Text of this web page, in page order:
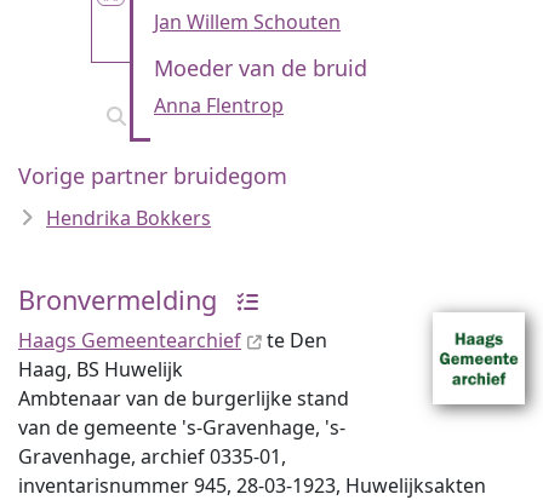
Jan Willem Schouten
Moeder van de bruid
Anna Flentrop
Vorige partner bruidegom
Hendrika Bokkers
Bronvermelding
Haags Gemeentearchief
te Den
Haag, BS Huwelijk
Ambtenaar van de burgerlijke stand
van de gemeente 's-Gravenhage, 's-
Gravenhage, archief 0335-01,
inventaris­num­mer 945, 28-03-1923, Huwelijksakten